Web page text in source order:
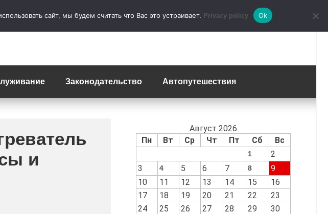
Законодательство Автопутешествия
и
Август 2026
Пн
Вт Ср Чт Пт Сб Вс
1
2
3
4 5 6 7 8
9
10
11 12 13 14 15
16
17
18 19 20 21 22
23
24
25 26 27 28 29
30
сайт, мы будем считать что Вас это устраивает. Privacy policy Ok